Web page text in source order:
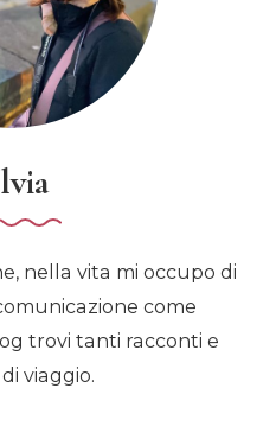
nella vita mi occupo di
come
trovi tanti racconti e
viaggio.